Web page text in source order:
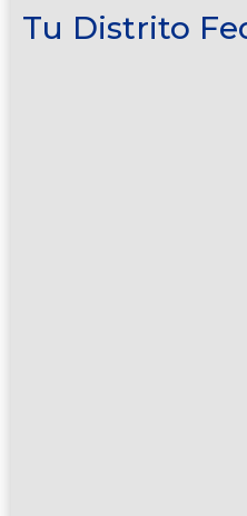
Tu Distrito